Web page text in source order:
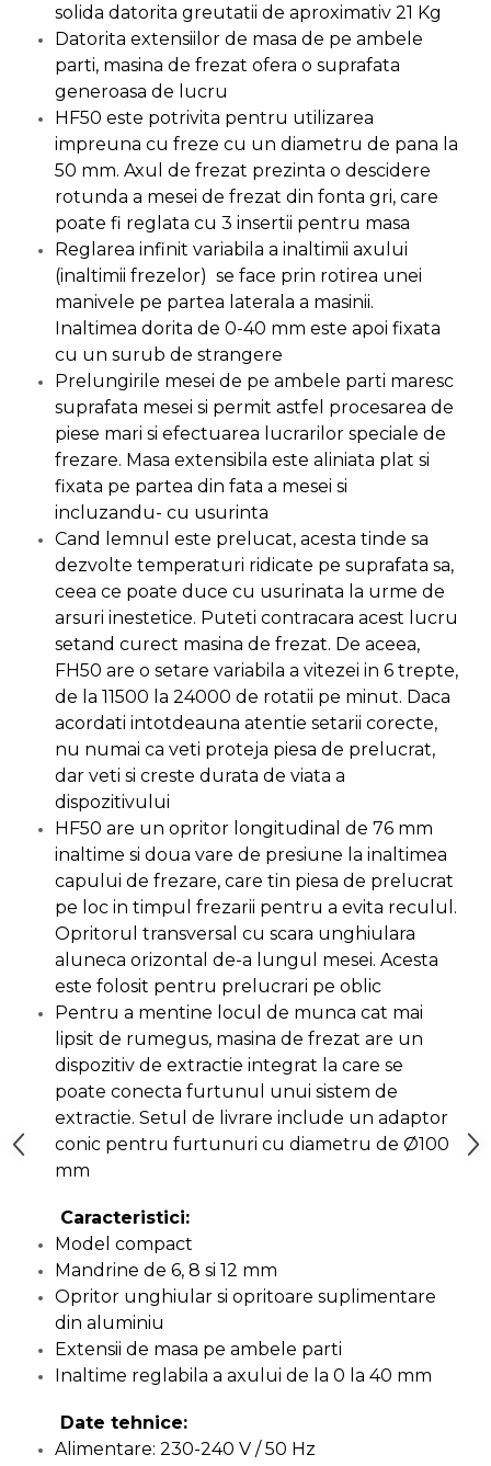
Capre & Suporti Auto
Pat Mobil Auto
Cric Hidraulic
Set / trusa chei tubulare
Chei Tubulare
Multimetru Digital
Bara Tractare Auto
Canistre benzina
(combustibil)
Presa Hidraulica Tinichigerie
& Suruburi
Extractor Rulmenti
Cabluri
Pompa transfer lichide
Pompa Aer
Cric Manual
Ulei Hidraulic
Palan
Dinamometric
Carucior Scule
Stetoscop Auto
Tester Compresie Auto
Truse reparatii anvelope
Schimbare Lichid Frana
Elastice
esapament
Surubelnite
Scule Tamplarie
Accesorii Pentru Taiat,
Gaurit si Slefuit
Truse Scule
Baroase
Set Biti
Adaptoare Pentru Biti
solida datorita greutatii de aproximativ 21 Kg
Datorita extensiilor de masa de pe ambele
parti, masina de frezat ofera o suprafata
generoasa de lucru
HF50 este potrivita pentru utilizarea
impreuna cu freze cu un diametru de pana la
50 mm. Axul de frezat prezinta o descidere
rotunda a mesei de frezat din fonta gri, care
poate fi reglata cu 3 insertii pentru masa
Reglarea infinit variabila a inaltimii axului
(inaltimii frezelor) se face prin rotirea unei
manivele pe partea laterala a masinii.
Inaltimea dorita de 0-40 mm este apoi fixata
cu un surub de strangere
Prelungirile mesei de pe ambele parti maresc
suprafata mesei si permit astfel procesarea de
piese mari si efectuarea lucrarilor speciale de
frezare. Masa extensibila este aliniata plat si
fixata pe partea din fata a mesei si
incluzandu- cu usurinta
Cand lemnul este prelucat, acesta tinde sa
dezvolte temperaturi ridicate pe suprafata sa,
ceea ce poate duce cu usurinata la urme de
arsuri inestetice. Puteti contracara acest lucru
setand curect masina de frezat. De aceea,
FH50 are o setare variabila a vitezei in 6 trepte,
de la 11500 la 24000 de rotatii pe minut. Daca
acordati intotdeauna atentie setarii corecte,
nu numai ca veti proteja piesa de prelucrat,
dar veti si creste durata de viata a
dispozitivului
HF50 are un opritor longitudinal de 76 mm
inaltime si doua vare de presiune la inaltimea
capului de frezare, care tin piesa de prelucrat
pe loc in timpul frezarii pentru a evita reculul.
Opritorul transversal cu scara unghiulara
aluneca orizontal de-a lungul mesei. Acesta
este folosit pentru prelucrari pe oblic
Pentru a mentine locul de munca cat mai
lipsit de rumegus, masina de frezat are un
dispozitiv de extractie integrat la care se
poate conecta furtunul unui sistem de
extractie. Setul de livrare include un adaptor
conic pentru furtunuri cu diametru de Ø100
mm
Caracteristici:
Model compact
Mandrine de 6, 8 si 12 mm
Opritor unghiular si opritoare suplimentare
din aluminiu
Extensii de masa pe ambele parti
Inaltime reglabila a axului de la 0 la 40 mm
Date tehnice:
Alimentare: 230-240 V / 50 Hz